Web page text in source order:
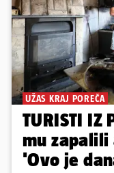
UŽAS KRAJ POREČA
TURISTI IZ
mu
'Ovo je